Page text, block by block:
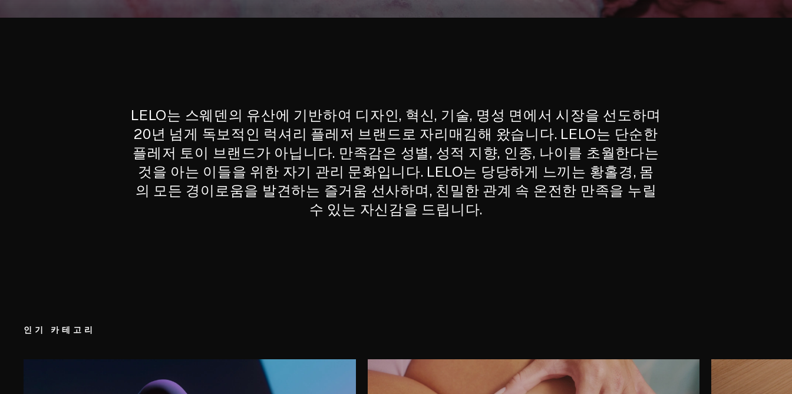
LELO는 스웨덴의 유산에 기반하여 디자인, 혁신, 기술, 명성 면에서 시장을 선도하며
20년 넘게 독보적인 럭셔리 플레저 브랜드로 자리매김해 왔습니다. LELO는 단순한
플레저 토이 브랜드가 아닙니다. 만족감은 성별, 성적 지향, 인종, 나이를 초월한다는
것을 아는 이들을 위한 자기 관리 문화입니다. LELO는 당당하게 느끼는 황홀경, 몸
의 모든 경이로움을 발견하는 즐거움 선사하며, 친밀한 관계 속 온전한 만족을 누릴
수 있는 자신감을 드립니다.
인기 카테고리